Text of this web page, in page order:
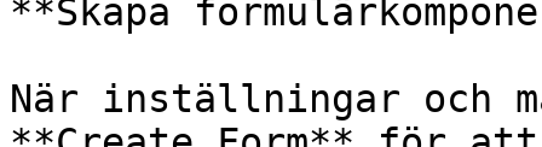
**Skapa
När inställningar och